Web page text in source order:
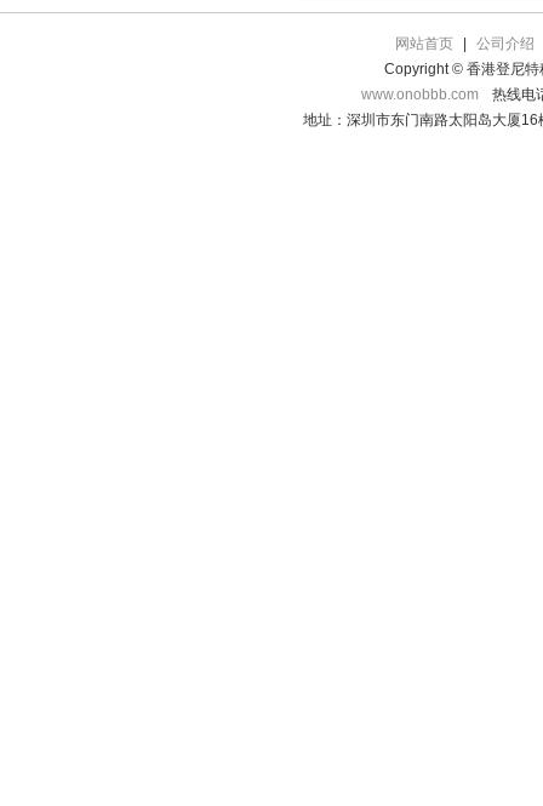
网站首页
公司介绍
Copyright © 香港登尼特
www.onobbb.com
热线电
地址：深圳市东门南路太阳岛大厦